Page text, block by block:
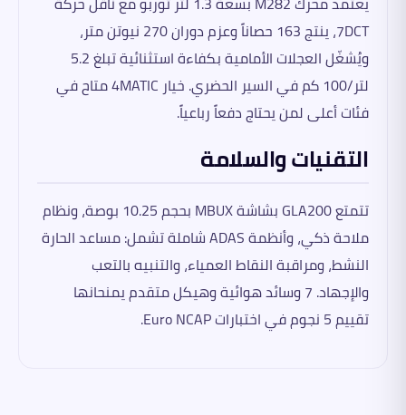
7DCT، ينتج 163 حصاناً وعزم دوران 270 نيوتن متر،
ويُشغّل العجلات الأمامية بكفاءة استثنائية تبلغ 5.2
لتر/100 كم في السير الحضري. خيار 4MATIC متاح في
فئات أعلى لمن يحتاج دفعاً رباعياً.
التقنيات والسلامة
تتمتع GLA200 بشاشة MBUX بحجم 10.25 بوصة، ونظام
ملاحة ذكي، وأنظمة ADAS شاملة تشمل: مساعد الحارة
النشط، ومراقبة النقاط العمياء، والتنبيه بالتعب
والإجهاد. 7 وسائد هوائية وهيكل متقدم يمنحانها
تقييم 5 نجوم في اختبارات Euro NCAP.